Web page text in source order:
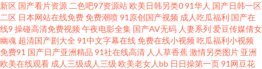
天堂免费观看 国产一区二区免费电影 手机在线观看免费 www夜夜 免费看的
黄色网子 野结衣v 国产狂喷水潮免费网站 日韩av网址蜜桃 91视频国产精品 玖
新区 国产看片资源 二色吧97资源站欧美日韩另类091华人 国产日韩一区
二区 日本网站在线免费免费潮喷91原创国产视频 成人吃瓜福利 国产在
线9 操碰高清免费视频 午夜电影全集 国产AV无码 人妻系列 爱豆传媒倩女
幽魂 超清国产剧大全 91中文字幕在线免费在线小视频 吃瓜福利小视频
免费91 国产日产亚洲精品 91社在线高清 人人草香蕉激情另类图片 亚洲
欧美在线观看 成人三级成人三级 欧美老女人bb 日日操第一页91网豆花